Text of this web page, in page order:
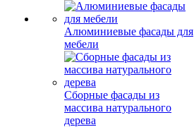
Алюминиевые фасады для
мебели
Сборные фасады из
массива натурального
дерева